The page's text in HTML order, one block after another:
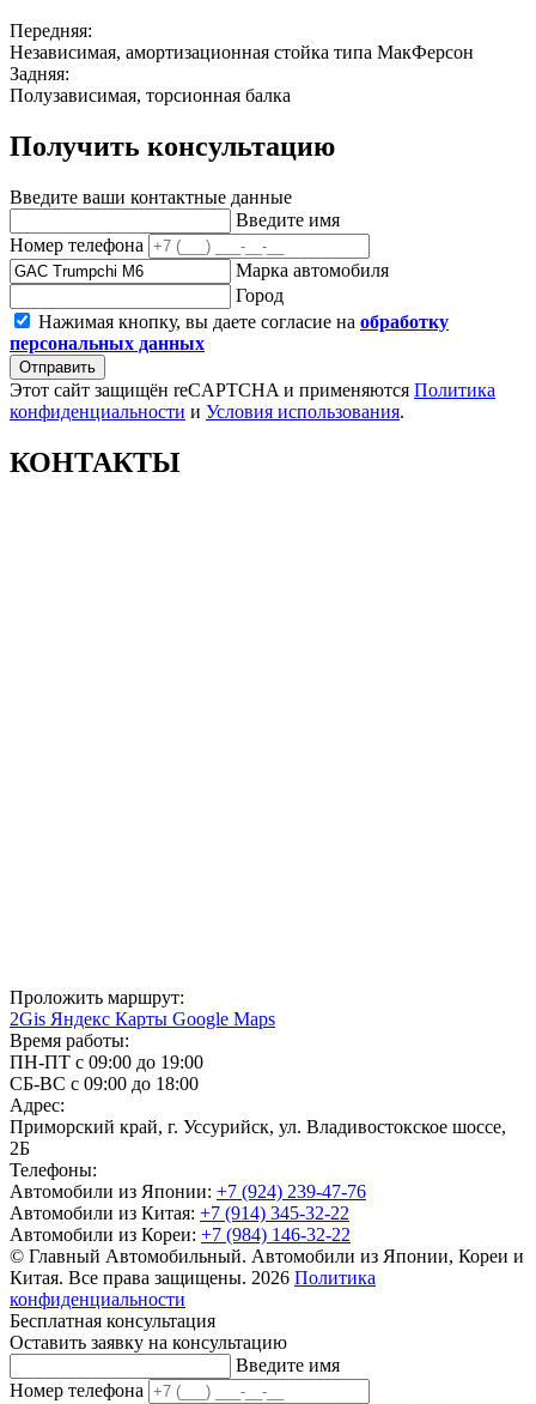
Передняя:
Независимая, амортизационная стойка типа МакФерсон
Задняя:
Полузависимая, торсионная балка
Получить консультацию
Введите ваши контактные данные
Введите имя
Номер телефона
Марка автомобиля
Город
Нажимая кнопку, вы даете согласие на обработку
персональных данных
Отправить
Этот сайт защищён reCAPTCHA и применяются Политика
конфиденциальности и Условия использования.
КОНТАКТЫ
Проложить маршрут:
2Gis Яндекс Карты Google Maps
Время работы:
ПН-ПТ с 09:00 до 19:00
СБ-ВС с 09:00 до 18:00
Адрес:
Приморский край, г. Уссурийск, ул. Владивостокское шоссе,
2Б
Телефоны:
Автомобили из Японии: +7 (924) 239-47-76
Автомобили из Китая: +7 (914) 345-32-22
Автомобили из Кореи: +7 (984) 146-32-22
© Главный Автомобильный. Автомобили из Японии, Кореи и
Китая. Все права защищены. 2026 Политика
конфиденциальности
Бесплатная консультация
Оставить заявку на консультацию
Введите имя
Номер телефона